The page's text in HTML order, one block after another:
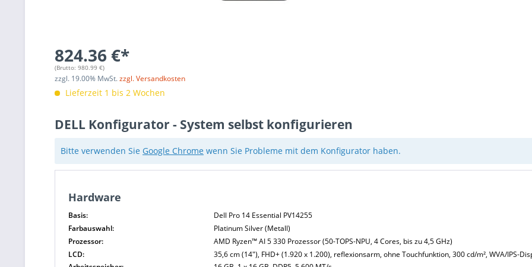
824.36 €*
(Brutto: 980.99 €)
zzgl. 19.00% MwSt.zzgl. Versandkosten
Lieferzeit 1 bis 2 Wochen
DELL Konfigurator - System selbst konfigurieren
Bitte verwenden Sie Google Chrome wenn Sie Probleme mit dem Konfigurator haben.
Hardware
Basis:
Dell Pro 14 Essential PV14255
Farbauswahl:
Platinum Silver (Metall)
Prozessor:
AMD Ryzen™ AI 5 330 Prozessor (50-TOPS-NPU, 4 Cores, bis zu 4,5 GHz)
LCD:
35,6 cm (14"), FHD+ (1.920 x 1.200), reflexionsarm, ohne Touchfunktion, 300 cd/m², WVA/IPS-